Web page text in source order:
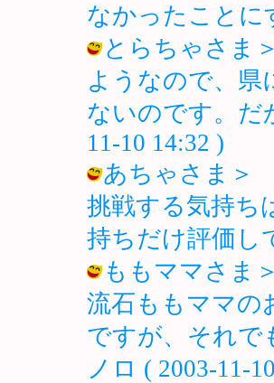
なかったことに
とらちゃさま
ようなので、県
ないのです。だ
11-10 14:32 )
あちゃさま＞
挑戦する気持ち
持ちだけ評価し
ももママさ
流石ももママ
ですが、それで
ノロ ( 2003-11-